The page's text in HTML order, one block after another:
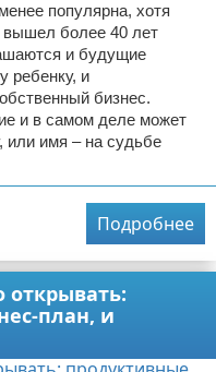
популярна, хотя
вышел более 40 лет
и будущие
ребенку, и
бизнес.
и в самом деле может
или имя – на судьбе
Подробнее
открывать:
план, и